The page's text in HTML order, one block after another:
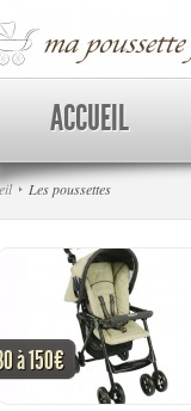
ACCUEIL
Les poussettes
à 150€